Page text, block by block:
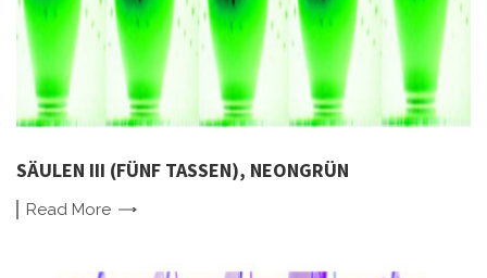
SÄULEN III (FÜNF TASSEN), NEONGRÜN
Read More